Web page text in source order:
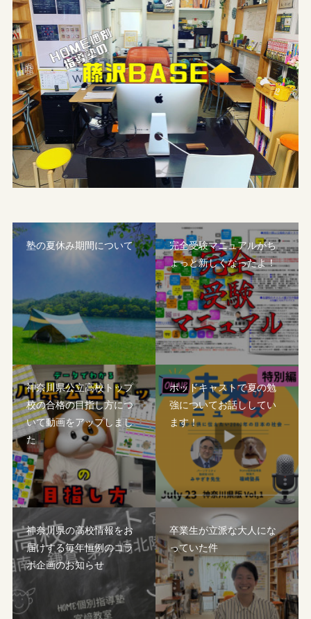
塾の夏休み期間について
完全受験マニュアルがち
ょっと新しくなったよ！
神奈川県公立高校トップ
校の合格の目指し方につ
いて動画をアップしまし
た
ポッドキャストで夏の勉
強についてお話ししてい
ます！
神奈川県の高校情報をお
届けする毎年恒例のコラ
ボ企画のお知らせ
卒業生が立派な大人にな
っていた件